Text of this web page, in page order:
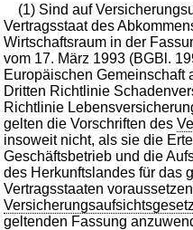
(1) Sind auf
Vertragsstaat des
Wirtschaftsraum in der
vom 17. März 1993 (BGBl.
Europäischen Gemeinschaft
Dritten Richtlinie
Richtlinie
gelten die Vorschriften des
insoweit nicht, als sie die
Geschäftsbetrieb und die
des Herkunftslandes für das
Vertragsstaaten
Versicherungsaufsichtsgesetz
geltenden Fassung